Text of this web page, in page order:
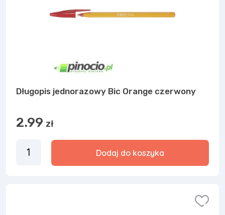
Długopis jednorazowy Bic Orange czerwony
2.99 zł
Dodaj do koszyka